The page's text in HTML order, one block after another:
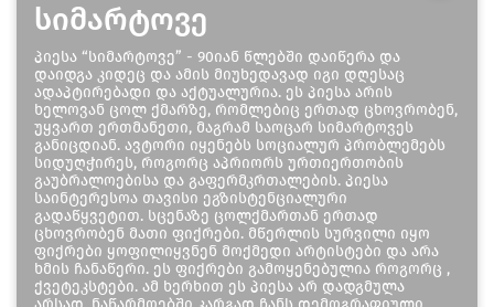
სიმარტოვე
პიესა “სიმარტოვე” - 90იან წლებში დაიწერა და
დაიდგა კიდეც და ამის მიუხედავად იგი დღესაც
ადაპტირებადი და აქტუალურია. ეს პიესა არის
ხელოვან ცოლ ქმარზე, რომლებიც ერთად ცხოვრობენ,
უყვართ ერთმანეთი, მაგრამ საოცარ სიმარტოვეს
განიცდიან. ავტორი იყენებს სოციალურ პრობლემებს
სიდუღჭირეს, როგორც აპრიორს ურთიერთობის
გაუბრალოებისა და გაფერმკრთალების. პიესა
საინტერესოა თავისი ეგზისტენციალური
გადაწყვეტით. სცენაზე ცოლქმართან ერთად
ცხოვრობენ მათი ფიქრები. მწერლის სურვილი იყო
ფიქრები ყოფილიყვნენ მოქმედი არტისტები და არა
ხმის ჩანაწერი. ეს ფიქრები გამოყენებულია როგორც ,
ქვეტეკსტები. ამ ხერხით ეს პიესა არ დადგმულა